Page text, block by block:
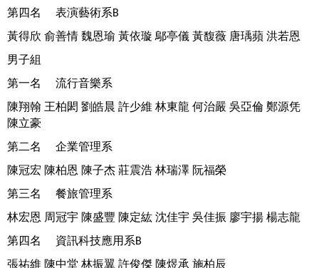
第四名 表演藝術系B
黃得欣 俞善情 魏恩瑜 黃依璇 鄔亭儀 黃馥薇 唐瑀蘋 洪若恩
男子組
第一名 流行音樂系
陳翔翰 王柏閎 劉皓晨 許少維 林東龍 何治嚴 吳亞倫 鄭源凭
陳立豪
第二名 企業管理系
陳冠宏 陳柏恩 陳子杰 莊震浩 林瑞澤 阮福榮
第三名 餐旅管理系
林宏恩 周冠宇 陳盛豐 陳定紘 沈佳宇 吳佳振 廖宇揚 楊志龍
第四名 資訊科技應用系B
張祐維 陳中堂 林振翼 許俊傑 陳煜承 施柏辰